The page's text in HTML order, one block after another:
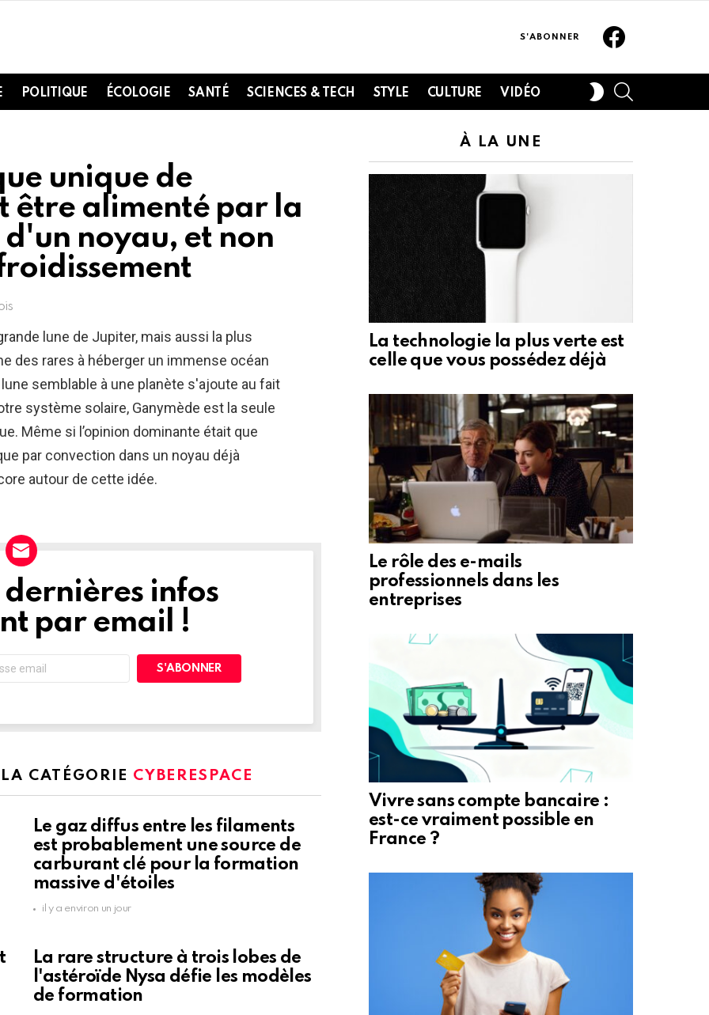
S'ABONNER
POLITIQUE ÉCOLOGIE SANTÉ SCIENCES & TECH STYLE CULTURE VIDÉO
SWITCH
SKIN
unique de
être alimenté par la
noyau, et non
lune de Jupiter, mais aussi la plus
des rares à héberger un immense océan
semblable à une planète s'ajoute au fait
système solaire, Ganymède est la seule
Même si l’opinion dominante était que
par convection dans un noyau déjà
autour de cette idée.
dernières infos
par email !
CATÉGORIE CYBERESPACE
Le gaz diffus entre les filaments
est probablement une source de
carburant clé pour la formation
massive d'étoiles
il y a environ un jour
La rare structure à trois lobes de
l'astéroïde Nysa défie les modèles
de formation
À LA UNE
La technologie la plus verte est
celle que vous possédez déjà
Le rôle des e-mails
professionnels dans les
entreprises
Vivre sans compte bancaire :
est-ce vraiment possible en
France ?